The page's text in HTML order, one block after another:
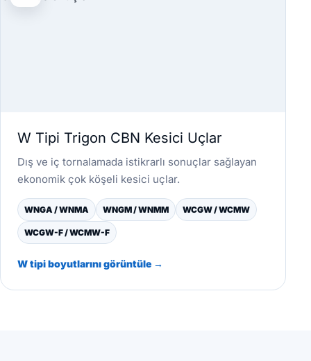
W Tipi Trigon CBN Kesici Uçlar
Dış ve iç tornalamada istikrarlı sonuçlar sağlayan
ekonomik çok köşeli kesici uçlar.
WNGA / WNMA WNGM / WNMM WCGW / WCMW
WCGW-F / WCMW-F
W tipi boyutlarını görüntüle →